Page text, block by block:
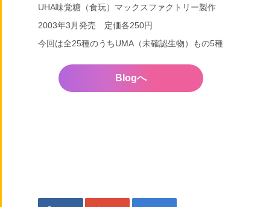
UHA味覚糖（食玩）マックスファクトリー製作
2003年3月発売 定価各250円
今回は全25種のうちUMA（未確認生物）もの5種
Blogへ